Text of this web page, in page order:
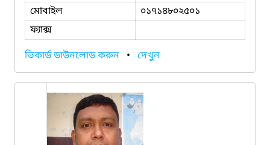
মোবাইল
০১৭১৪৮০২৫০১
ফ্যাক্স
ভিকার্ড ডাউনলোড করুন • দেখুন